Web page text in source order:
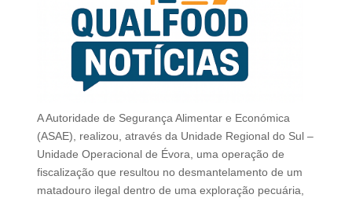
A Autoridade de Segurança Alimentar e Económica
(ASAE), realizou, através da Unidade Regional do Sul –
Unidade Operacional de Évora, uma operação de
fiscalização que resultou no desmantelamento de um
matadouro ilegal dentro de uma exploração pecuária,